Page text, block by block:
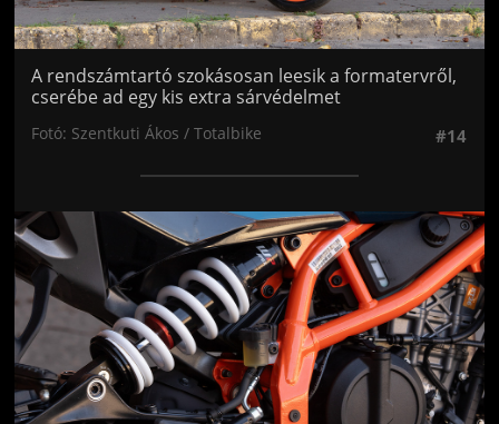
A rendszámtartó szokásosan leesik a formatervről,
cserébe ad egy kis extra sárvédelmet
Fotó: Szentkuti Ákos / Totalbike #14
Jön még kép!